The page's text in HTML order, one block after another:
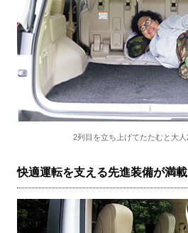
2列目を立ち上げてたたむと大人
快適運転を支える先進装備が満載